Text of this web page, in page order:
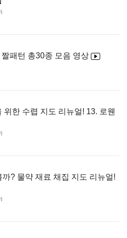
패턴 총30종 모음 영상
한 수렵 지도 리뉴얼! 13. 로웬
? 물약 재료 채집 지도 리뉴얼!